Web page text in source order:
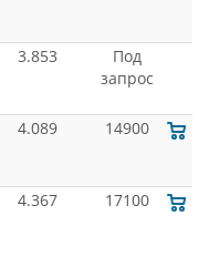
3.853
Под
запрос
4.089 14900
4.367 17100